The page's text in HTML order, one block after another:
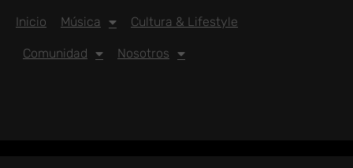
Inicio Música Cultura & Lifestyle
Comunidad Nosotros